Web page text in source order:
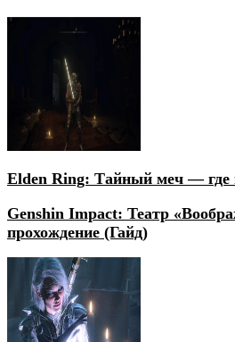
Elden Ring: Тайный меч — где
Genshin Impact: Театр
прохождение (Гайд)